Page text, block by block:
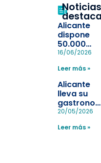
Noticias
Alicante
dispone
50.000
pulseras
la
pérdida
en las
playas y
realiza con
éxito un
simulacro
16/06/2026
Leer más »
Alicante
lleva su
a Madrid
reforzar el
20/05/2026
Leer más »